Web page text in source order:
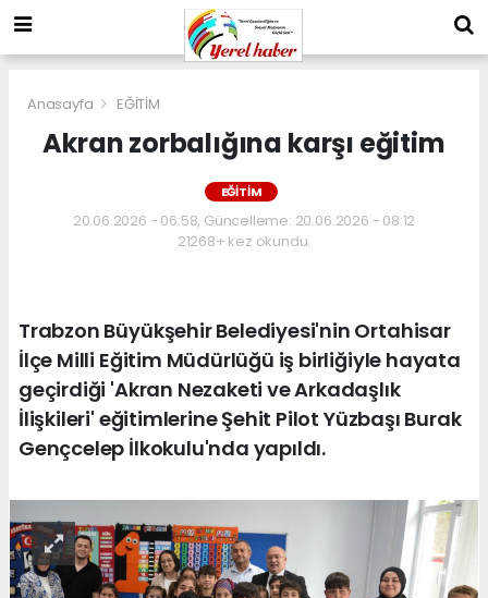
Anasayfa EĞİTİM
Akran zorbalığına karşı eğitim
EĞİTİM
20.06.2026 - 06:58, Güncelleme: 20.06.2026 - 08:12
21268+ kez okundu.
Trabzon Büyükşehir Belediyesi'nin Ortahisar
İlçe Milli Eğitim Müdürlüğü iş birliğiyle hayata
geçirdiği 'Akran Nezaketi ve Arkadaşlık
İlişkileri' eğitimlerine Şehit Pilot Yüzbaşı Burak
Gençcelep İlkokulu'nda yapıldı.